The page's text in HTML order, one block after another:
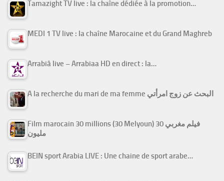
Tamazight TV live : la chaîne dédiée à la promotion…
MEDI 1 TV live : la chaîne Marocaine et du Grand Maghreb
Arrabiâ live – Arrabiaa HD en direct : la…
A la recherche du mari de ma femme البحث عن زوج امرأتي
Film marocain 30 millions (30 Melyoun) فيلم مغربي 30
مليون
BEIN sport Arabia LIVE : Une chaine de sport arabe…